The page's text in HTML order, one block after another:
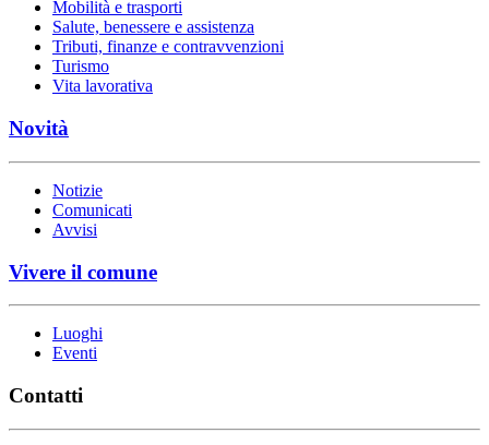
Mobilità e trasporti
Salute, benessere e assistenza
Tributi, finanze e contravvenzioni
Turismo
Vita lavorativa
Novità
Notizie
Comunicati
Avvisi
Vivere il comune
Luoghi
Eventi
Contatti